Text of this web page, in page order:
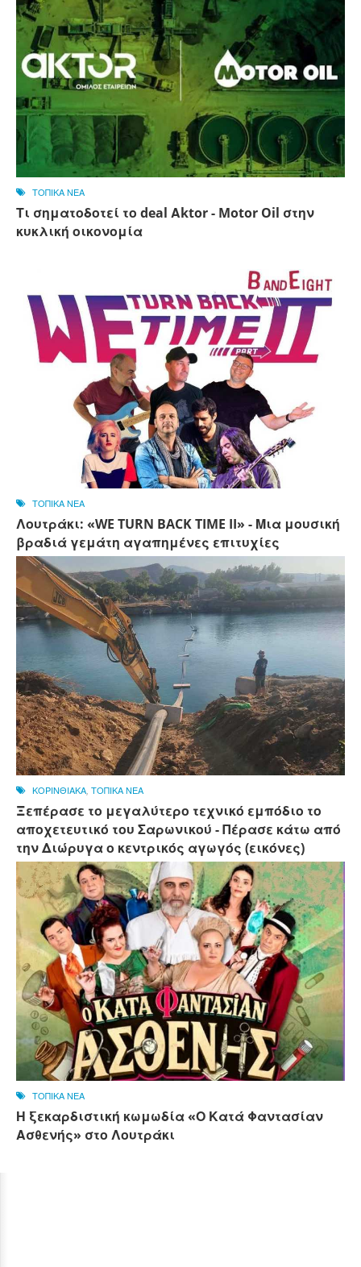
ΤΟΠΙΚΑ ΝΕΑ
Τι σηματοδοτεί το deal Αktor - Motor Oil στην
κυκλική οικονομία
ΤΟΠΙΚΑ ΝΕΑ
Λουτράκι: «WE TURN BACK TIME II» - Μια μουσική
βραδιά γεμάτη αγαπημένες επιτυχίες
ΚΟΡΙΝΘΙΑΚΑ, ΤΟΠΙΚΑ ΝΕΑ
Ξεπέρασε το μεγαλύτερο τεχνικό εμπόδιο το
αποχετευτικό του Σαρωνικού - Πέρασε κάτω από
την Διώρυγα ο κεντρικός αγωγός (εικόνες)
ΤΟΠΙΚΑ ΝΕΑ
Η ξεκαρδιστική κωμωδία «Ο Κατά Φαντασίαν
Ασθενής» στο Λουτράκι